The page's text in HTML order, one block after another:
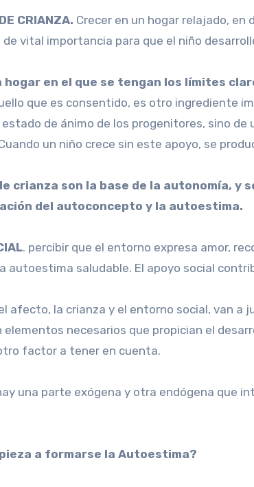
CRIANZA. Crecer en un hogar relajado, en
vital importancia para que el niño
hogar en el que se tengan los límites
que es consentido, es otro ingrediente
de ánimo de los progenitores, sino
un niño crece sin este apoyo, se
crianza son la base de la autonomía,
del autoconcepto y la autoestima.
. percibir que el entorno expresa amor,
autoestima saludable. El apoyo social
afecto, la crianza y el entorno social, van
elementos necesarios que propician el
factor a tener en cuenta.
una parte exógena y otra endógena que
a formarse la Autoestima?